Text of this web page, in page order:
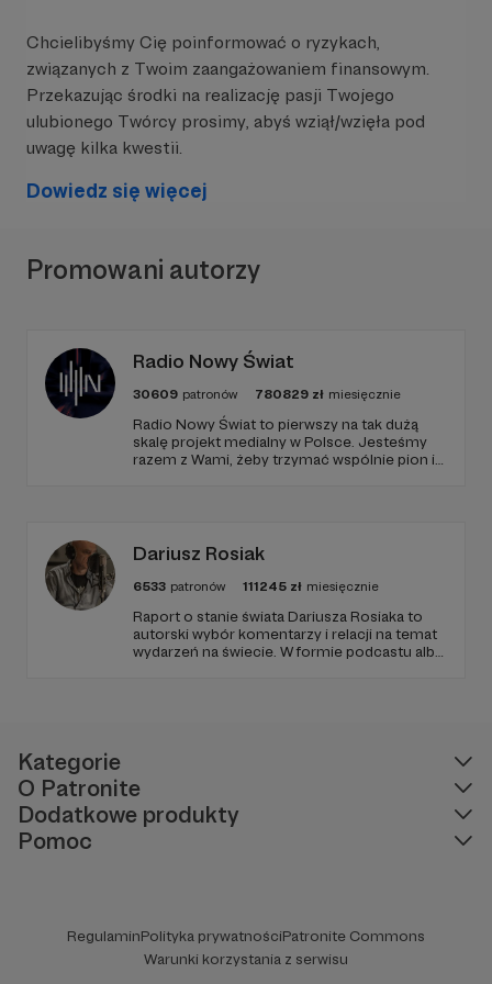
Chcielibyśmy Cię poinformować o ryzykach,
związanych z Twoim zaangażowaniem finansowym.
Przekazując środki na realizację pasji Twojego
ulubionego Twórcy prosimy, abyś wziął/wzięła pod
uwagę kilka kwestii.
Dowiedz się więcej
Promowani autorzy
Radio Nowy Świat
30609 patronów 780829 zł miesięcznie
Radio Nowy Świat to pierwszy na tak dużą
skalę projekt medialny w Polsce. Jesteśmy
razem z Wami, żeby trzymać wspólnie pion i
Dariusz Rosiak
6533 patronów 111245 zł miesięcznie
Raport o stanie świata Dariusza Rosiaka to
autorski wybór komentarzy i relacji na temat
wydarzeń na świecie. W formie podcastu albo
Kategorie
O Patronite
Dodatkowe produkty
Pomoc
RegulaminPolityka prywatnościPatronite Commons
Warunki korzystania z serwisu